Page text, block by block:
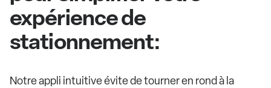
expérience de
stationnement:
Notre appli intuitive évite de tourner en rond à la